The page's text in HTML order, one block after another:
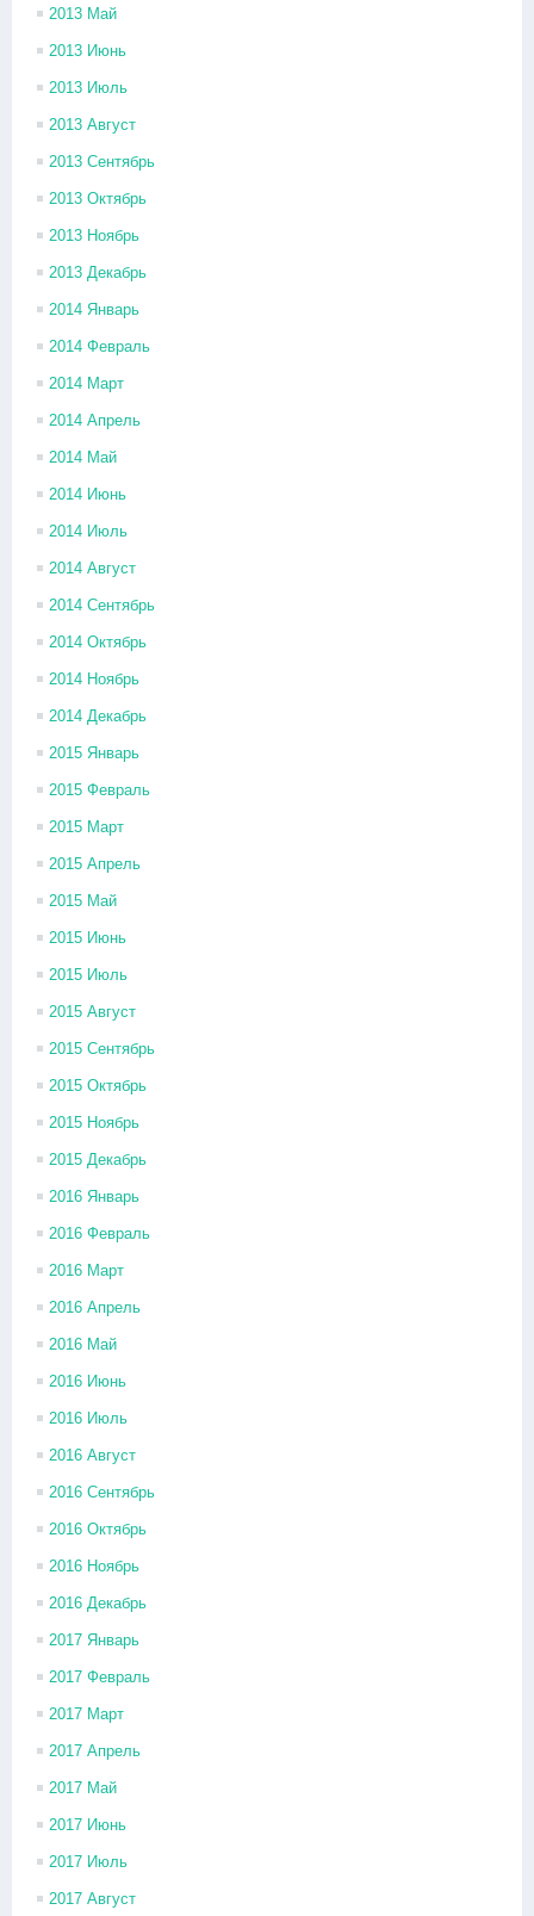
2013 Май
2013 Июнь
2013 Июль
2013 Август
2013 Сентябрь
2013 Октябрь
2013 Ноябрь
2013 Декабрь
2014 Январь
2014 Февраль
2014 Март
2014 Апрель
2014 Май
2014 Июнь
2014 Июль
2014 Август
2014 Сентябрь
2014 Октябрь
2014 Ноябрь
2014 Декабрь
2015 Январь
2015 Февраль
2015 Март
2015 Апрель
2015 Май
2015 Июнь
2015 Июль
2015 Август
2015 Сентябрь
2015 Октябрь
2015 Ноябрь
2015 Декабрь
2016 Январь
2016 Февраль
2016 Март
2016 Апрель
2016 Май
2016 Июнь
2016 Июль
2016 Август
2016 Сентябрь
2016 Октябрь
2016 Ноябрь
2016 Декабрь
2017 Январь
2017 Февраль
2017 Март
2017 Апрель
2017 Май
2017 Июнь
2017 Июль
2017 Август